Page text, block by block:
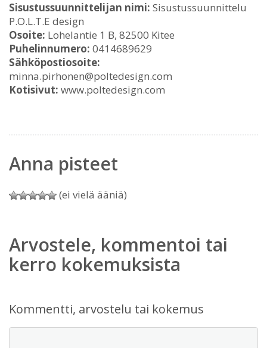
Sisustussuunnittelijan nimi: Sisustussuunnittelu
P.O.L.T.E design
Osoite: Lohelantie 1 B, 82500 Kitee
Puhelinnumero: 0414689629
Sähköpostiosoite:
minna.pirhonen@poltedesign.com
Kotisivut: www.poltedesign.com
Anna pisteet
(ei vielä ääniä)
Arvostele, kommentoi tai
kerro kokemuksista
Kommentti, arvostelu tai kokemus